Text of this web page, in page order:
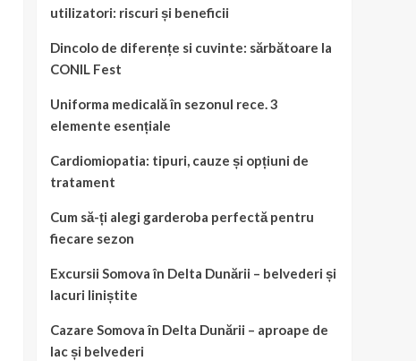
utilizatori: riscuri și beneficii
Dincolo de diferențe si cuvinte: sărbătoare la
CONIL Fest
Uniforma medicală în sezonul rece. 3
elemente esențiale
Cardiomiopatia: tipuri, cauze și opțiuni de
tratament
Cum să-ți alegi garderoba perfectă pentru
fiecare sezon
Excursii Somova în Delta Dunării – belvederi și
lacuri liniștite
Cazare Somova în Delta Dunării – aproape de
lac și belvederi